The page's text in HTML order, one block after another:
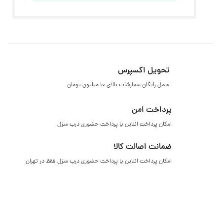
تحویل اکسپرس
حمل رایگان سفارشات بالای ۱۰ میلیون تومان
پرداخت امن
امکان پرداخت انلاین یا پرداخت حضوری درب منزل
ضمانت اصالت کالا
امکان پرداخت انلاین یا پرداخت حضوری درب منزل فقظ در تهران